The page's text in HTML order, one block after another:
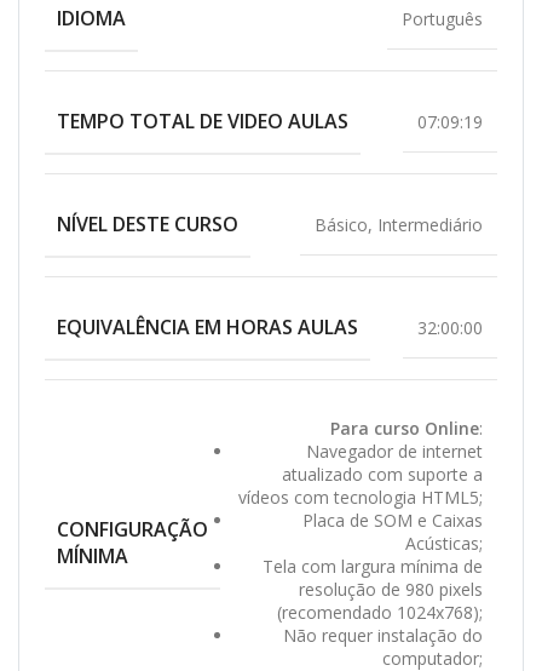
IDIOMA Português
TEMPO TOTAL DE VIDEO AULAS 07:09:19
NÍVEL DESTE CURSO Básico, Intermediário
EQUIVALÊNCIA EM HORAS AULAS 32:00:00
CONFIGURAÇÃO
MÍNIMA
Para curso Online:
Navegador de internet
atualizado com suporte a
vídeos com tecnologia HTML5;
Placa de SOM e Caixas
Acústicas;
Tela com largura mínima de
resolução de 980 pixels
(recomendado 1024x768);
Não requer instalação do
computador;